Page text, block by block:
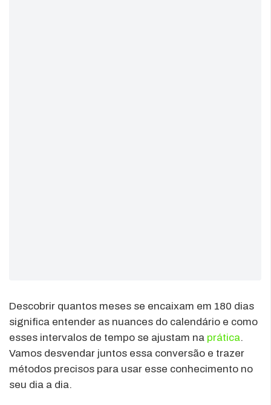
Descobrir quantos meses se encaixam em 180 dias
significa entender as nuances do calendário e como
esses intervalos de tempo se ajustam na prática.
Vamos desvendar juntos essa conversão e trazer
métodos precisos para usar esse conhecimento no
seu dia a dia.